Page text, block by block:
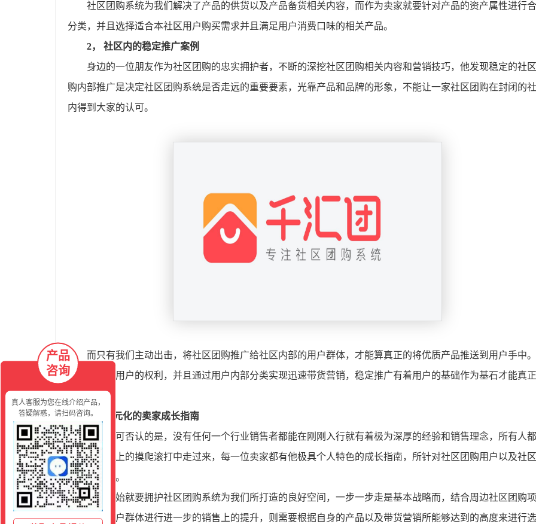
产品
咨询
真人客服为您在线介绍产品，
答疑解惑，请扫码咨询。
社区团购系统为我们解决了产品的供货以及产品备货相关内容，而作为卖家就要针对产品的资产属性进行
分类，并且选择适合本社区用户购买需求并且满足用户消费口味的相关产品。
2， 社区内的稳定推广案例
身边的一位朋友作为社区团购的忠实拥护者，不断的深挖社区团购相关内容和营销技巧，他发现稳定的社
购内部推广是决定社区团购系统是否走远的重要要素，光靠产品和品牌的形象，不能让一家社区团购在封闭的
内得到大家的认可。
而只有我们主动出击，将社区团购推广给社区内部的用户群体，才能算真正的将优质产品推送到用户手中
确的行使老用户的权利，并且通过用户内部分类实现迅速带货营销，稳定推广有着用户的基础作为基石才能真
3， 多元化的卖家成长指南
我们不可否认的是，没有任何一个行业销售者都能在刚刚入行就有着极为深厚的经验和销售理念，所有人
在不同程度上的摸爬滚打中走过来，每一位卖家都有他极具个人特色的成长指南，所针对社区团购用户以及社
团的尝试者。
从一开始就要拥护社区团购系统为我们所打造的良好空间，一步一步走是基本战略而，结合周边社区团购
所带来的用户群体进行进一步的销售上的提升，则需要根据自身的产品以及带货营销所能够达到的高度来进行选